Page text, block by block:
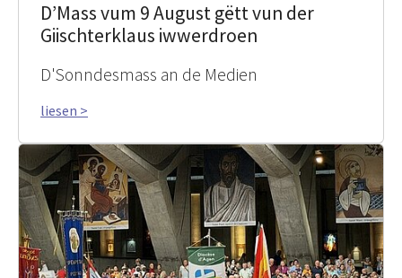
D’Mass vum 9 August gëtt vun der
Giischterklaus iwwerdroen
D'Sonndesmass an de Medien
liesen >